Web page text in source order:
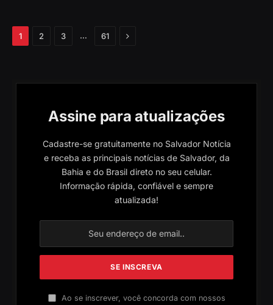
1 2 3 … 61 Próximo
Assine para atualizações
Cadastre-se gratuitamente no Salvador Notícia
e receba as principais notícias de Salvador, da
Bahia e do Brasil direto no seu celular.
Informação rápida, confiável e sempre
atualizada!
Ao se inscrever, você concorda com nossos